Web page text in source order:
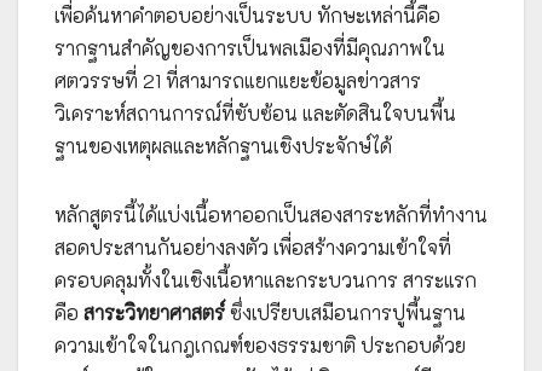
เพื่อค้นหาคำตอบอย่างเป็นระบบ ทักษะเหล่านี้คือ
รากฐานสำคัญของการเป็นพลเมืองที่มีคุณภาพใน
ศตวรรษที่ 21 ที่สามารถแยกแยะข้อมูลข่าวสาร
วิเคราะห์สถานการณ์ที่ซับซ้อน และตัดสินใจบนพื้น
ฐานของเหตุผลและหลักฐานเชิงประจักษ์ได้
หลักสูตรนี้ได้แบ่งเนื้อหาออกเป็นสองสาระหลักที่ทำงาน
สอดประสานกันอย่างลงตัว เพื่อสร้างความเข้าใจที่
ครอบคลุมทั้งในเชิงเนื้อหาและกระบวนการ สาระแรก
คือ สาระวิทยาศาสตร์ ซึ่งเปรียบเสมือนการปูพื้นฐาน
ความเข้าใจในกฎเกณฑ์ของธรรมชาติ ประกอบด้วย